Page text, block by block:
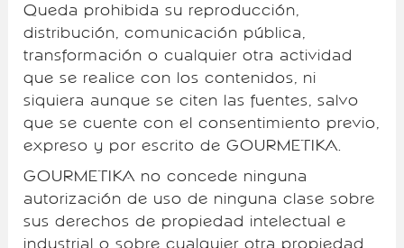
Queda prohibida su reproducción,
distribución, comunicación pública,
transformación o cualquier otra actividad
que se realice con los contenidos, ni
siquiera aunque se citen las fuentes, salvo
que se cuente con el consentimiento previo,
expreso y por escrito de GOURMETIKA.
GOURMETIKA no concede ninguna
autorización de uso de ninguna clase sobre
sus derechos de propiedad intelectual e
industrial o sobre cualquier otra propiedad